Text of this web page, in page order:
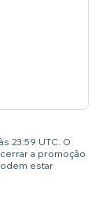
23:59 UTC. O
a promoção
estar